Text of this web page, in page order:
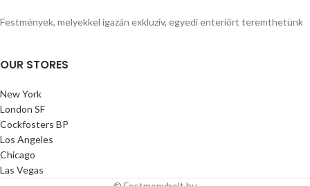
Festmények, melyekkel igazán exkluzív, egyedi enteriőrt teremthetünk
OUR STORES
New York
London SF
Cockfosters BP
Los Angeles
Chicago
Las Vegas